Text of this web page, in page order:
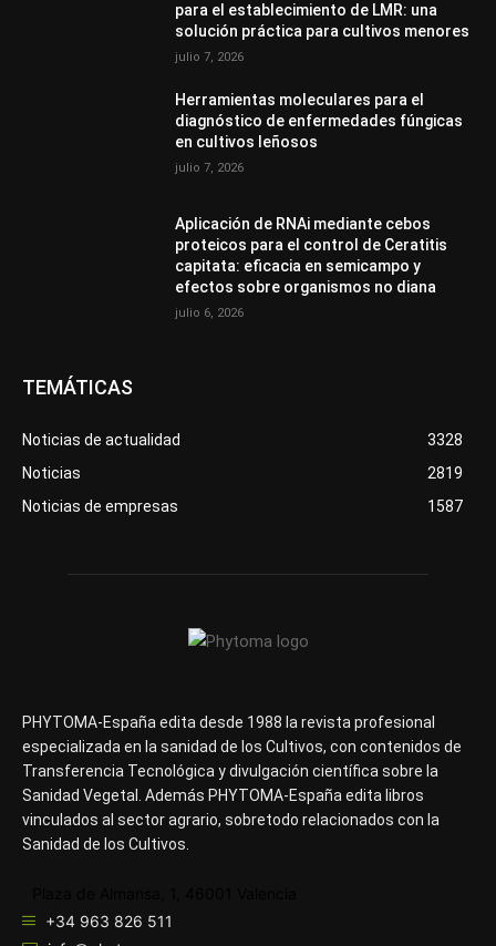
para el establecimiento de LMR: una
solución práctica para cultivos menores
julio 7, 2026
Herramientas moleculares para el
diagnóstico de enfermedades fúngicas
en cultivos leñosos
julio 7, 2026
Aplicación de RNAi mediante cebos
proteicos para el control de Ceratitis
capitata: eficacia en semicampo y
efectos sobre organismos no diana
julio 6, 2026
TEMÁTICAS
Noticias de actualidad
3328
Noticias
2819
Noticias de empresas
1587
PHYTOMA-España edita desde 1988 la revista profesional
especializada en la sanidad de los Cultivos, con contenidos de
Transferencia Tecnológica y divulgación científica sobre la
Sanidad Vegetal. Además PHYTOMA-España edita libros
vinculados al sector agrario, sobretodo relacionados con la
Sanidad de los Cultivos.
+34 963 826 511